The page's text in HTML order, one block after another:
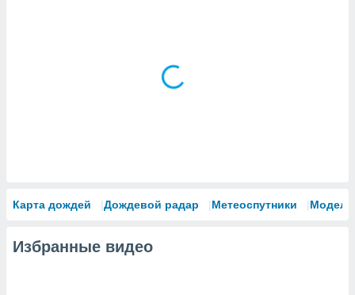
Карта дождей Дождевой радар Метеоспутники Модели
Избранные видео